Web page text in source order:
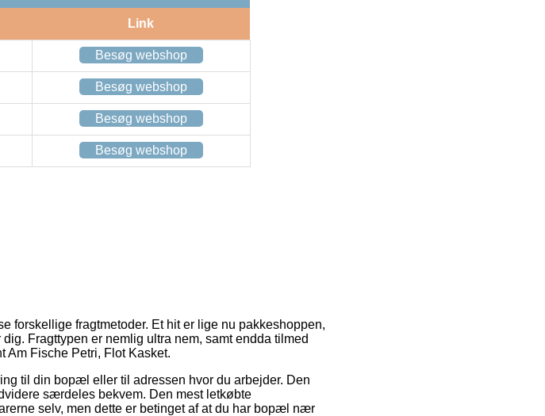
Link
Besøg webshop
Besøg webshop
Besøg webshop
Besøg webshop
forskellige fragtmetoder. Et hit er lige nu pakkeshoppen,
Fragttypen er nemlig ultra nem, samt endda tilmed
Am Fische Petri, Flot Kasket.
til din bopæl eller til adressen hvor du arbejder. Den
særdeles bekvem. Den mest letkøbte
selv, men dette er betinget af at du har bopæl nær